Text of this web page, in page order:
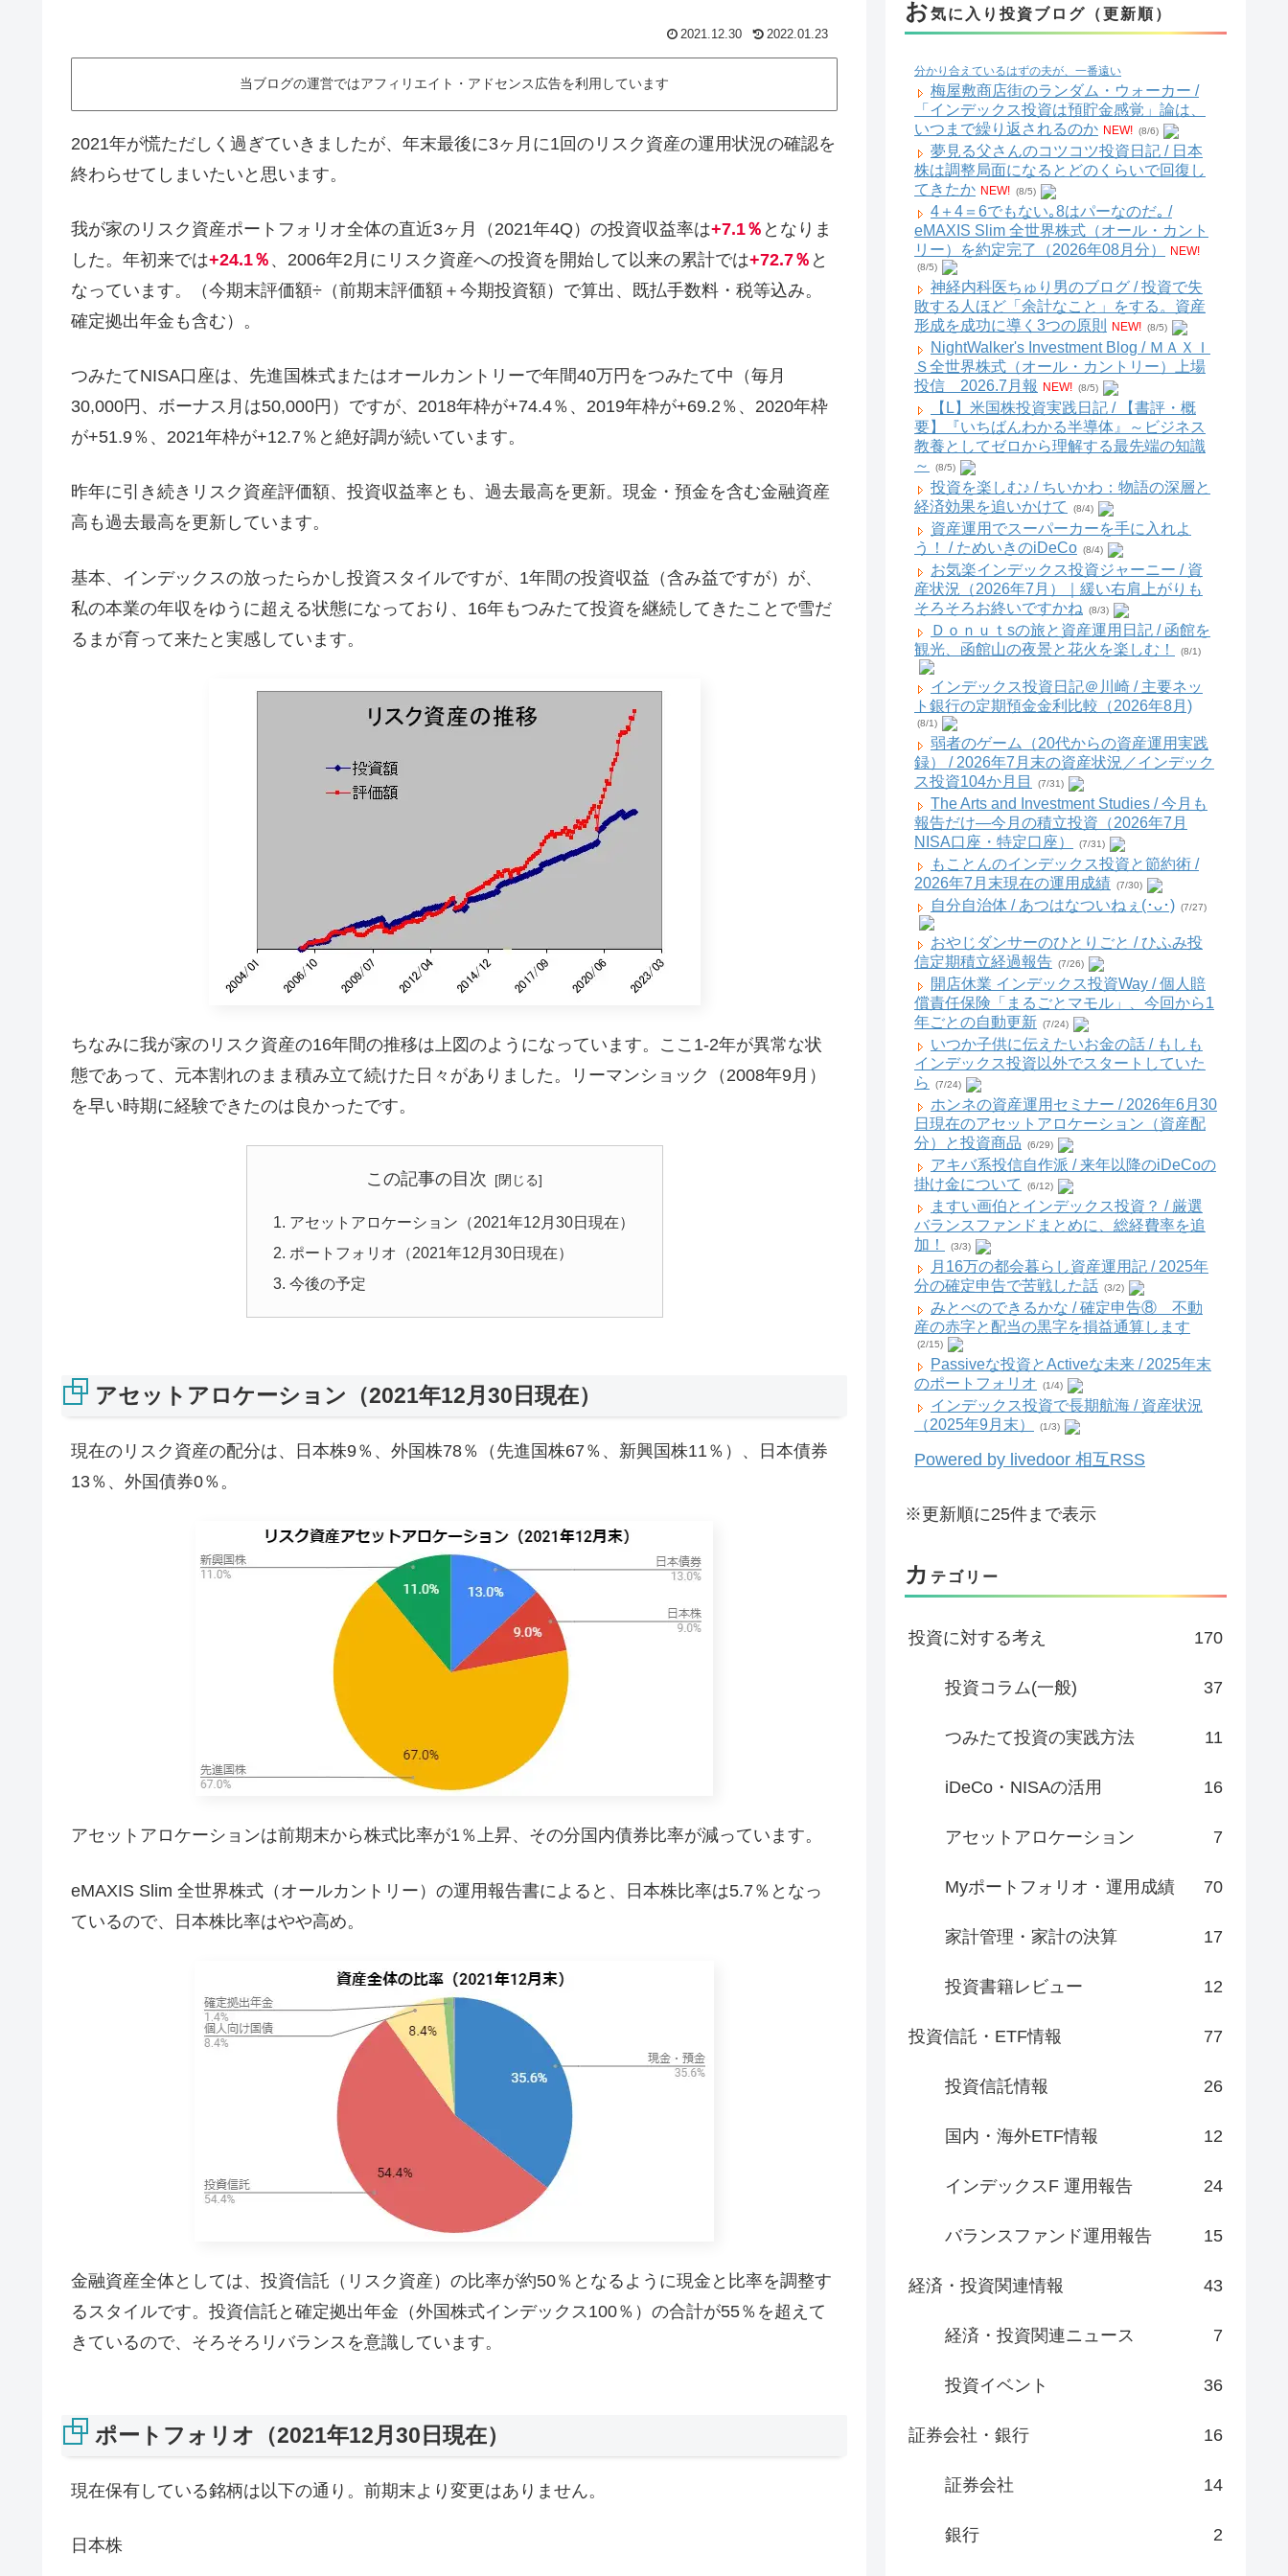
2021.12.30 2022.01.23
当ブログの運営ではアフィリエイト・アドセンス広告を利用しています
2021年が慌ただしく過ぎていきましたが、年末最後に3ヶ月に1回のリスク資産の運用状況の確認を
終わらせてしまいたいと思います。
我が家のリスク資産ポートフォリオ全体の直近3ヶ月（2021年4Q）の投資収益率は+7.1％ となりま
した。年初来では+24.1％ 、2006年2月にリスク資産への投資を開始して以来の累計では+72.7％ と
なっています。（今期末評価額÷（前期末評価額＋今期投資額）で算出、既払手数料・税等込み。
確定拠出年金も含む）。
つみたてNISA口座は、先進国株式またはオールカントリーで年間40万円をつみたて中（毎月
30,000円、ボーナス月は50,000円）ですが、2018年枠が+74.4％、2019年枠が+69.2％、2020年枠
が+51.9％、2021年枠が+12.7％と絶好調が続いています。
昨年に引き続きリスク資産評価額、投資収益率とも、過去最高を更新。現金・預金を含む金融資産
高も過去最高を更新しています。
基本、インデックスの放ったらかし投資スタイルですが、1年間の投資収益（含み益ですが）が、
私の本業の年収をゆうに超える状態になっており、16年もつみたて投資を継続してきたことで雪だ
るまが育って来たと実感しています。
ちなみに我が家のリスク資産の16年間の推移は上図のようになっています。ここ1-2年が異常な状
態であって、元本割れのまま積み立て続けた日々がありました。リーマンショック（2008年9月）
を早い時期に経験できたのは良かったです。
この記事の目次
アセットアロケーション（2021年12月30日現在）
ポートフォリオ（2021年12月30日現在）
今後の予定
アセットアロケーション（2021年12月30日現在）
現在のリスク資産の配分は、日本株9％、外国株78％（先進国株67％、新興国株11％）、日本債券
13％、外国債券0％。
アセットアロケーションは前期末から株式比率が1％上昇、その分国内債券比率が減っています。
eMAXIS Slim 全世界株式（オールカントリー）の運用報告書によると、日本株比率は5.7％となっ
ているので、日本株比率はやや高め。
金融資産全体としては、投資信託（リスク資産）の比率が約50％となるように現金と比率を調整す
るスタイルです。投資信託と確定拠出年金（外国株式インデックス100％）の合計が55％を超えて
きているので、そろそろリバランスを意識しています。
ポートフォリオ（2021年12月30日現在）
現在保有している銘柄は以下の通り。前期末より変更はありません。
日本株
お気に入り投資ブログ（更新順）
分かり合えているはずの夫が、一番遠い
梅屋敷商店街のランダム・ウォーカー /
「インデックス投資は預貯金感覚」論は、
いつまで繰り返されるのか NEW! (8/6)
夢見る父さんのコツコツ投資日記 / 日本
株は調整局面になるとどのくらいで回復し
てきたか NEW! (8/5)
4＋4＝6でもない｡8はパーなのだ｡ /
eMAXIS Slim 全世界株式（オール・カント
リー）を約定完了（2026年08月分）
NEW!
(8/5)
神経内科医ちゅり男のブログ / 投資で失
敗する人ほど「余計なこと」をする。資産
形成を成功に導く3つの原則
NEW! (8/5)
NightWalker's Investment Blog / ＭＡＸＩ
Ｓ全世界株式（オール・カントリー）上場
投信 2026.7月報
NEW! (8/5)
【L】米国株投資実践日記 / 【書評・概
要】『いちばんわかる半導体』～ビジネス
教養としてゼロから理解する最先端の知識
～
(8/5)
投資を楽しむ♪ / ちいかわ：物語の深層と
経済効果を追いかけて
(8/4)
資産運用でスーパーカーを手に入れよ
う！ / ためいきのiDeCo (8/4)
お気楽インデックス投資ジャーニー / 資
産状況（2026年7月）｜緩い右肩上がりも
そろそろお終いですかね
(8/3)
Ｄｏｎｕｔsの旅と資産運用日記 / 函館を
観光、函館山の夜景と花火を楽しむ！
(8/1)
インデックス投資日記＠川崎 / 主要ネッ
ト銀行の定期預金金利比較（2026年8月)
(8/1)
弱者のゲーム（20代からの資産運用実践
録） / 2026年7月末の資産状況／インデック
ス投資104か月目
(7/31)
The Arts and Investment Studies / 今月も
報告だけ―今月の積立投資（2026年7月
NISA口座・特定口座）
(7/31)
もことんのインデックス投資と節約術 /
2026年7月末現在の運用成績 (7/30)
自分自治体 / あつはなついねぇ(･ᴗ･) (7/27)
おやじダンサーのひとりごと / ひふみ投
信定期積立経過報告 (7/26)
開店休業 インデックス投資Way / 個人賠
償責任保険「まるごとマモル」、今回から1
年ごとの自動更新 (7/24)
いつか子供に伝えたいお金の話 / もしも
インデックス投資以外でスタートしていた
ら
(7/24)
ホンネの資産運用セミナー / 2026年6月30
日現在のアセットアロケーション（資産配
分）と投資商品
(6/29)
アキバ系投信自作派 / 来年以降のiDeCoの
掛け金について
(6/12)
ますい画伯とインデックス投資？ / 厳選
バランスファンドまとめに、総経費率を追
加！
(3/3)
月16万の都会暮らし資産運用記 / 2025年
分の確定申告で苦戦した話 (3/2)
みとべのできるかな / 確定申告⑧ 不動
産の赤字と配当の黒字を損益通算します
(2/15)
Passiveな投資とActiveな未来 / 2025年末
のポートフォリオ
(1/4)
インデックス投資で長期航海 / 資産状況
（2025年9月末）
(1/3)
Powered by livedoor 相互RSS
※更新順に25件まで表示
カ テゴリー
投資に対する考え 170
投資コラム(一般) 37
つみたて投資の実践方法 11
iDeCo・NISAの活用 16
アセットアロケーション 7
Myポートフォリオ・運用成績 70
家計管理・家計の決算 17
投資書籍レビュー 12
投資信託・ETF情報 77
投資信託情報 26
国内・海外ETF情報 12
インデックスF 運用報告 24
バランスファンド運用報告 15
経済・投資関連情報 43
経済・投資関連ニュース 7
投資イベント 36
証券会社・銀行 16
証券会社 14
銀行 2